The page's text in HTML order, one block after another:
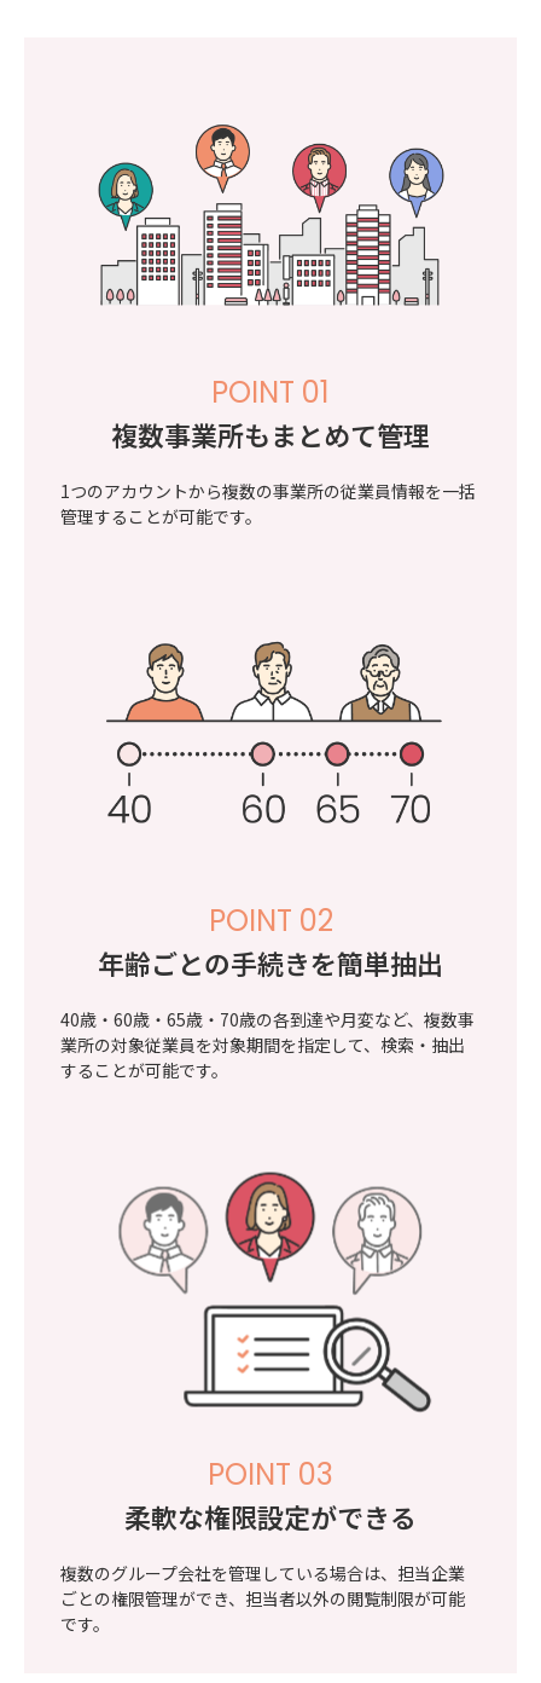
POINT 01
複数事業所もまとめて管理
1つのアカウントから複数の事業所の従業員情報を一括
管理することが可能です。
POINT 02
年齢ごとの手続きを簡単抽出
40歳・60歳・65歳・70歳の各到達や月変など、複数事
業所の対象従業員を対象期間を指定して、検索・抽出
することが可能です。
POINT 03
柔軟な権限設定ができる
複数のグループ会社を管理している場合は、担当企業
ごとの権限管理ができ、担当者以外の閲覧制限が可能
です。